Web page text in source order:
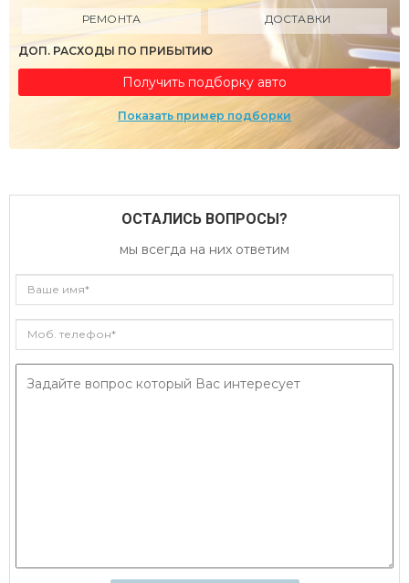
РЕМОНТА ДОСТАВКИ
ДОП. РАСХОДЫ ПО ПРИБЫТИЮ
Получить подборку авто
Показать пример подборки
ОСТАЛИСЬ ВОПРОСЫ?
мы всегда на них ответим